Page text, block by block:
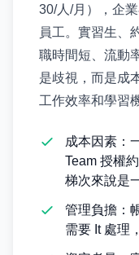
30/人/月），企
員工。實習生、
職時間短、流動
是歧視，而是成
工作效率和學習
成本因素：
Team 授權
梯次來說是
管理負擔：
需要 It 處理